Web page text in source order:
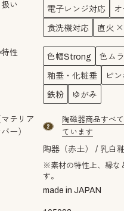
い 電子レンジ対応
食洗機対応 直火
性 色幅Strong 色ム
釉垂・化粧垂 ピ
鉄粉 ゆがみ
テリア
ー）
material
陶磁器商品すべ
ています
陶器（赤土） 乳白釉
※素材の特性上、縁な
す。
made in JAPAN